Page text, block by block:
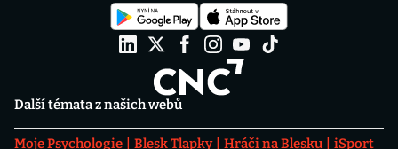
Další témata z našich webů
Moje Psychologie Blesk Tlapky Hráči na Blesku
iSport